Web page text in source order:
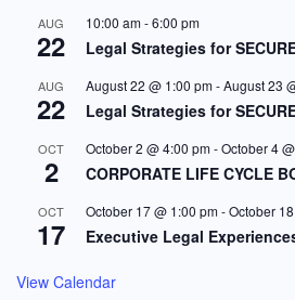
AUG
22
10:00 am-6:00 pm
Legal Strategies for
AUG
22
August 22 @ 1:00 pm-August 23
Legal Strategies for
OCT
2
October 2 @ 4:00 pm-October 4
CORPORATE LIFE CYCLE
OCT
17
October 17 @ 1:00 pm-October
Executive Legal
View Calendar